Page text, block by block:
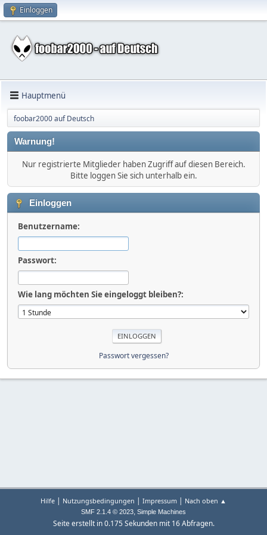
Einloggen
Hauptmenü
foobar2000 auf Deutsch
Warnung!
Nur registrierte Mitglieder haben Zugriff auf diesen Bereich.
Bitte loggen Sie sich unterhalb ein.
Einloggen
Benutzername:
Passwort:
Wie lang möchten Sie eingeloggt bleiben?:
Passwort vergessen?
Hilfe | Nutzungsbedingungen | Impressum | Nach oben ▲
SMF 2.1.4 © 2023, Simple Machines
Seite erstellt in 0.175 Sekunden mit 16 Abfragen.